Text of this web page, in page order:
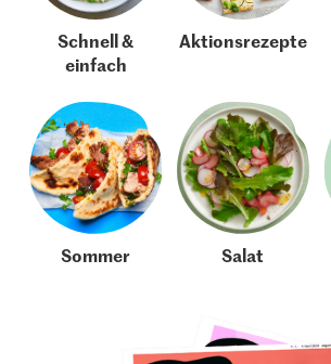
Schnell &
einfach
Aktionsrezepte
Sommer Salat